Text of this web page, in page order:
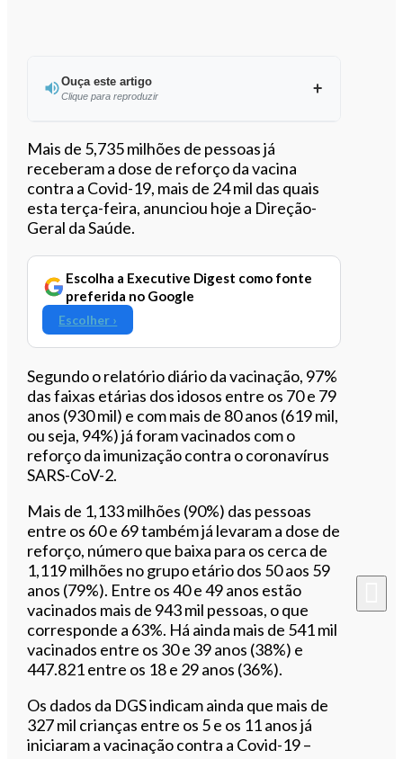
Ouça este artigo
Clique para reproduzir
Ouvir este artigo
Mais de 5,735 milhões de pessoas já
receberam a dose de reforço da vacina
contra a Covid-19, mais de 24 mil das quais
esta terça-feira, anunciou hoje a Direção-
Geral da Saúde.
Escolha a Executive Digest como fonte
preferida no Google
Escolher ›
Segundo o relatório diário da vacinação, 97%
das faixas etárias dos idosos entre os 70 e 79
anos (930 mil) e com mais de 80 anos (619 mil,
ou seja, 94%) já foram vacinados com o
reforço da imunização contra o coronavírus
SARS-CoV-2.
Mais de 1,133 milhões (90%) das pessoas
entre os 60 e 69 também já levaram a dose de
reforço, número que baixa para os cerca de
1,119 milhões no grupo etário dos 50 aos 59
anos (79%). Entre os 40 e 49 anos estão
vacinados mais de 943 mil pessoas, o que
corresponde a 63%. Há ainda mais de 541 mil
vacinados entre os 30 e 39 anos (38%) e
447.821 entre os 18 e 29 anos (36%).
Os dados da DGS indicam ainda que mais de
327 mil crianças entre os 5 e os 11 anos já
iniciaram a vacinação contra a Covid-19 –